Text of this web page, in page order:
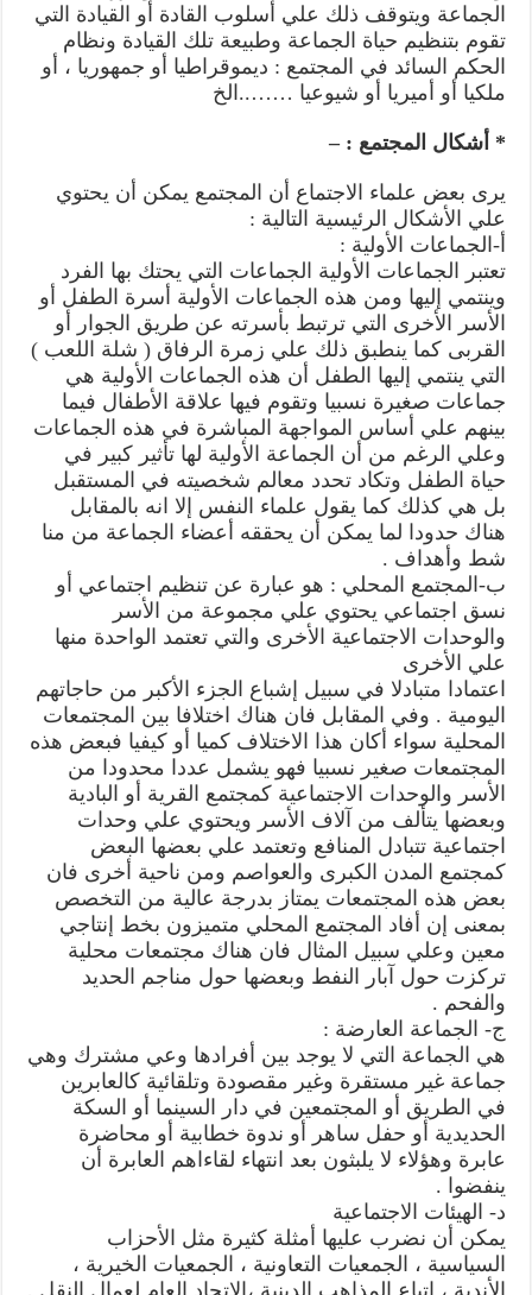
الجماعة ويتوقف ذلك علي أسلوب القادة أو القيادة التي
تقوم بتنظيم حياة الجماعة وطبيعة تلك القيادة ونظام
الحكم السائد في المجتمع : ديموقراطيا أو جمهوريا ، أو
ملكيا أو أميريا أو شيوعيا ……..الخ
* أشكال المجتمع : –
يرى بعض علماء الاجتماع أن المجتمع يمكن أن يحتوي
علي الأشكال الرئيسية التالية :
أ-الجماعات الأولية :
تعتبر الجماعات الأولية الجماعات التي يحتك بها الفرد
وينتمي إليها ومن هذه الجماعات الأولية أسرة الطفل أو
الأسر الأخرى التي ترتبط بأسرته عن طريق الجوار أو
القربى كما ينطبق ذلك علي زمرة الرفاق ( شلة اللعب )
التي ينتمي إليها الطفل أن هذه الجماعات الأولية هي
جماعات صغيرة نسبيا وتقوم فيها علاقة الأطفال فيما
بينهم علي أساس المواجهة المباشرة في هذه الجماعات
وعلي الرغم من أن الجماعة الأولية لها تأثير كبير في
حياة الطفل وتكاد تحدد معالم شخصيته في المستقبل
بل هي كذلك كما يقول علماء النفس إلا انه بالمقابل
هناك حدودا لما يمكن أن يحققه أعضاء الجماعة من منا
شط وأهداف .
ب-المجتمع المحلي : هو عبارة عن تنظيم اجتماعي أو
نسق اجتماعي يحتوي علي مجموعة من الأسر
والوحدات الاجتماعية الأخرى والتي تعتمد الواحدة منها
علي الأخرى
اعتمادا متبادلا في سبيل إشباع الجزء الأكبر من حاجاتهم
اليومية . وفي المقابل فان هناك اختلافا بين المجتمعات
المحلية سواء أكان هذا الاختلاف كميا أو كيفيا فبعض هذه
المجتمعات صغير نسبيا فهو يشمل عددا محدودا من
الأسر والوحدات الاجتماعية كمجتمع القرية أو البادية
وبعضها يتألف من آلاف الأسر ويحتوي علي وحدات
اجتماعية تتبادل المنافع وتعتمد علي بعضها البعض
كمجتمع المدن الكبرى والعواصم ومن ناحية أخرى فان
بعض هذه المجتمعات يمتاز بدرجة عالية من التخصص
بمعنى إن أفاد المجتمع المحلي متميزون بخط إنتاجي
معين وعلي سبيل المثال فان هناك مجتمعات محلية
تركزت حول آبار النفط وبعضها حول مناجم الحديد
والفحم .
ج- الجماعة العارضة :
هي الجماعة التي لا يوجد بين أفرادها وعي مشترك وهي
جماعة غير مستقرة وغير مقصودة وتلقائية كالعابرين
في الطريق أو المجتمعين في دار السينما أو السكة
الحديدية أو حفل ساهر أو ندوة خطابية أو محاضرة
عابرة وهؤلاء لا يلبثون بعد انتهاء لقاءاهم العابرة أن
ينفضوا .
د- الهيئات الاجتماعية
يمكن أن نضرب عليها أمثلة كثيرة مثل الأحزاب
السياسية ، الجمعيات التعاونية ، الجمعيات الخيرية ،
الأندية ، إتباع المذاهب الدينية ،الاتحاد العام لعمال النقل .